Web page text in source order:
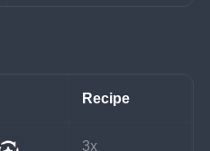
Recipe
3x